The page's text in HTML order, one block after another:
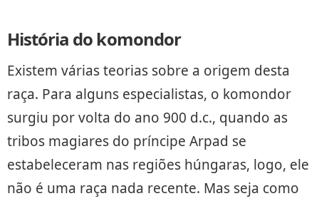
História do komondor
Existem várias teorias sobre a origem desta
raça. Para alguns especialistas, o komondor
surgiu por volta do ano 900 d.c., quando as
tribos magiares do príncipe Arpad se
estabeleceram nas regiões húngaras, logo, ele
não é uma raça nada recente. Mas seja como